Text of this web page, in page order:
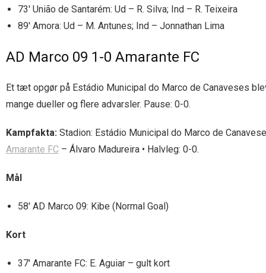
73′ União de Santarém: Ud – R. Silva; Ind – R. Teixeira
89′ Amora: Ud – M. Antunes; Ind – Jonnathan Lima
AD Marco 09 1-0 Amarante FC
Et tæt opgør på Estádio Municipal do Marco de Canaveses
mange dueller og flere advarsler. Pause: 0-0.
Kampfakta: Stadion: Estádio Municipal do Marco de
Amarante FC – Álvaro Madureira • Halvleg: 0-0.
Mål
58′ AD Marco 09: Kibe (Normal Goal)
Kort
37′ Amarante FC: E. Aguiar – gult kort